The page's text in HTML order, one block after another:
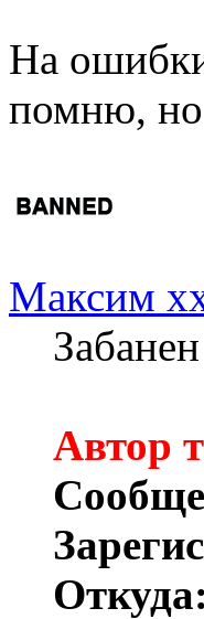
На
помню,
Максим
Забанен
Автор
Откуда: